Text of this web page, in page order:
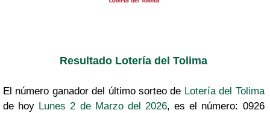
Resultado Lotería del Tolima
El número ganador del último sorteo de Lotería del Tolima
de hoy Lunes 2 de Marzo del 2026, es el número: 0926